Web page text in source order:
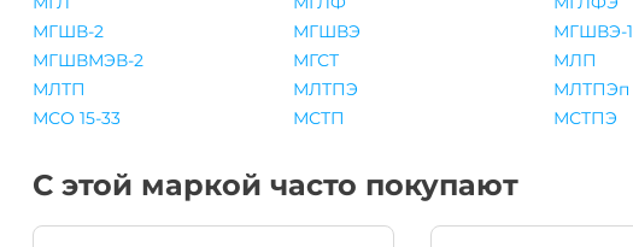
МГШВ-2
МГШВЭ МГШВЭ-1
МГШВМЭВ-2
МГСТ МЛП
МЛТП
МЛТПЭ МЛТПЭп
МСО 15-33
МСТП МСТПЭ
С этой маркой часто покупают